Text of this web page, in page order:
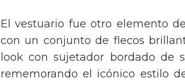
El vestuario fue otro elemento
con un conjunto de flecos
look con sujetador bordado de
rememorando el icónico estilo